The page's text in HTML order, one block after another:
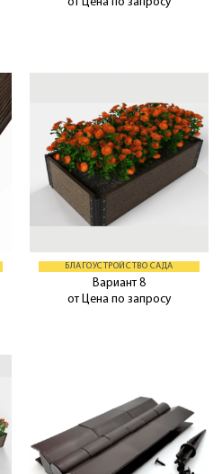
от Цена по запросу
БЛАГОУСТРОЙСТВО САДА
Вариант 8
от Цена по запросу